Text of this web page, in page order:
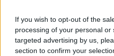
If you wish to opt-out of the
processing of your personal
targeted advertising by us,
section to confirm your
Αλέξης Τσίπρας: Στις 2
οικονομικού προγράμματος